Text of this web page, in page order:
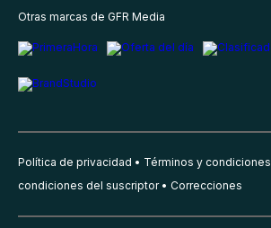
Otras marcas de GFR Media
Política de privacidad Términos y condiciones
condiciones del suscriptor
Correcciones